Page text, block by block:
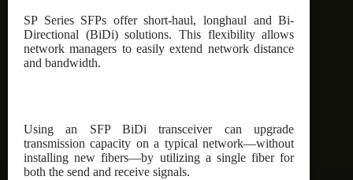
SP Series SFPs offer short-haul, longhaul and Bi-
Directional (BiDi) solutions. This flexibility allows
network managers to easily extend network distance
and bandwidth.
Using an SFP BiDi transceiver can upgrade
transmission capacity on a typical network—without
installing new fibers—by utilizing a single fiber for
both the send and receive signals.